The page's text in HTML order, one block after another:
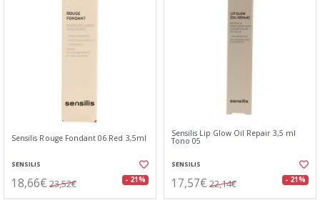
Sensilis Rouge Fondant 06 Red 3,5ml
SENSILIS
18,66€ 23,52€ - 21%
Sensilis Lip Glow Oil Repair 3,5 ml
Tono 05
SENSILIS
17,57€ 22,14€ - 21%